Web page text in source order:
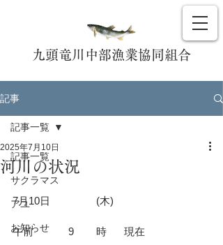
九頭竜川中部漁業協同組合
記事
記事一覧
サクラマス
アユ
お知らせ
記事一覧
河川の状況
2025年7月10日
7月10日		(木)
午前		9	時	現在